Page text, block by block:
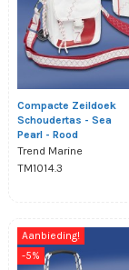
Compacte Zeildoek
Schoudertas - Sea
Pearl - Rood
Trend Marine
TM1014.3
Aanbieding!
-5%